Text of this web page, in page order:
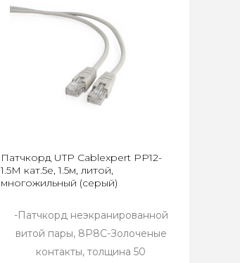
Патчкорд UTP Cablexpert PP12-
1.5M кат.5e, 1.5м, литой,
многожильный (серый)
-Патчкорд неэкранированной
витой пары, 8P8C-Золоченые
контакты, толщина 50